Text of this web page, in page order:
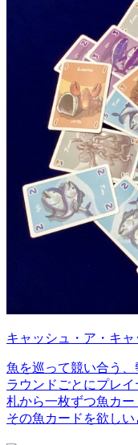
キャッシュ・ア・キャ
魚を巡って競い合う、
ラウンドごとにプレ
札から一枚ずつ魚カー
その魚カードを欲しい